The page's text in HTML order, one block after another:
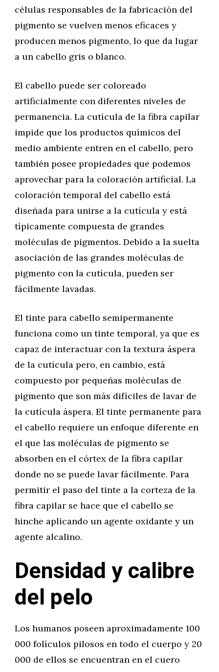
células responsables de la fabricación del
pigmento se vuelven menos eficaces y
producen menos pigmento, lo que da lugar
a un cabello gris o blanco.
El cabello puede ser coloreado
artificialmente con diferentes niveles de
permanencia. La cutícula de la fibra capilar
impide que los productos químicos del
medio ambiente entren en el cabello, pero
también posee propiedades que podemos
aprovechar para la coloración artificial. La
coloración temporal del cabello está
diseñada para unirse a la cutícula y está
típicamente compuesta de grandes
moléculas de pigmentos. Debido a la suelta
asociación de las grandes moléculas de
pigmento con la cutícula, pueden ser
fácilmente lavadas.
El tinte para cabello semipermanente
funciona como un tinte temporal, ya que es
capaz de interactuar con la textura áspera
de la cutícula pero, en cambio, está
compuesto por pequeñas moléculas de
pigmento que son más difíciles de lavar de
la cutícula áspera. El tinte permanente para
el cabello requiere un enfoque diferente en
el que las moléculas de pigmento se
absorben en el córtex de la fibra capilar
donde no se puede lavar fácilmente. Para
permitir el paso del tinte a la corteza de la
fibra capilar se hace que el cabello se
hinche aplicando un agente oxidante y un
agente alcalino.
Densidad y calibre
del pelo
Los humanos poseen aproximadamente 100
000 folículos pilosos en todo el cuerpo y 20
000 de ellos se encuentran en el cuero